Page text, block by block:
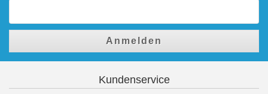
Anmelden
Kundenservice